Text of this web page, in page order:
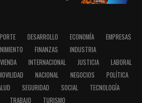
DESARROLLO ECONOMÍA
EMPRESAS
FINANZAS
INDUSTRIA
INTERNACIONAL JUSTICIA
LABORAL
NACIONAL NEGOCIOS
POLÍTICA
SEGURIDAD SOCIAL
TECNOLOGÍA
TRABAJO
TURISMO